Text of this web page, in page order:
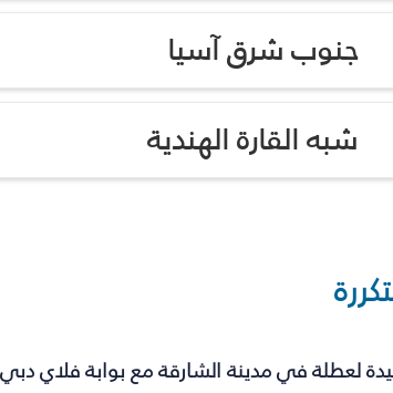
جنوب شرق آسيا
شبه القارة الهندية
لعطلة في مدينة الشارقة مع بوابة فلاي